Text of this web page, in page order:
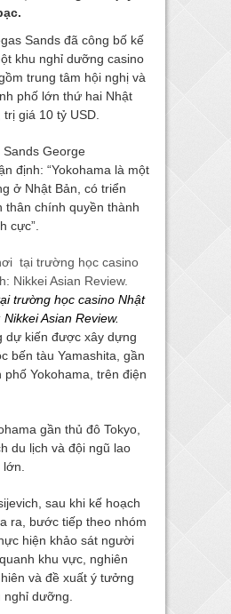
Sands đã công bố kế
khu nghỉ dưỡng casino
trung tâm hội nghị và
phố lớn thứ hai Nhật
giá 10 tỷ USD.
George
định: “Yokohama là một
ở Nhật Bản, có triển
thân chính quyền thành
cực”.
trường học casino Nhật
Asian Review.
dự kiến được xây dựng
bến tàu Yamashita, gần
Yokohama, trên điện
gần thủ đô Tokyo,
du lịch và đội ngũ lao
sau khi kế hoạch
ra, bước tiếp theo nhóm
hiện khảo sát người
khu vực, nghiên
và đề xuất ý tưởng
dưỡng.